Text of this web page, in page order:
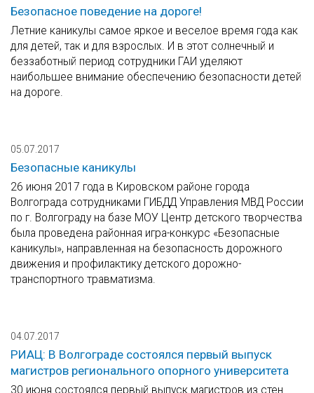
Безопасное поведение на дороге!
Летние каникулы самое яркое и веселое время года как
для детей, так и для взрослых. И в этот солнечный и
беззаботный период сотрудники ГАИ уделяют
наибольшее внимание обеспечению безопасности детей
на дороге.
05.07.2017
Безопасные каникулы
26 июня 2017 года в Кировском районе города
Волгограда сотрудниками ГИБДД Управления МВД России
по г. Волгограду на базе МОУ Центр детского творчества
была проведена районная игра-конкурс «Безопасные
каникулы», направленная на безопасность дорожного
движения и профилактику детского дорожно-
транспортного травматизма.
04.07.2017
РИАЦ: В Волгограде состоялся первый выпуск
магистров регионального опорного университета
30 июня состоялся первый выпуск магистров из стен